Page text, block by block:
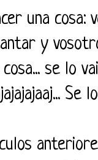
una
y
se lo
Se